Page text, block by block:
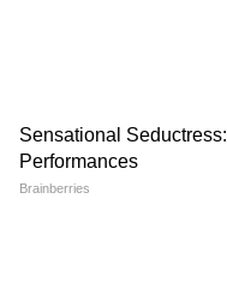
समुद्र की तरह क्यों हिल
पानी? खुल गया सबसे